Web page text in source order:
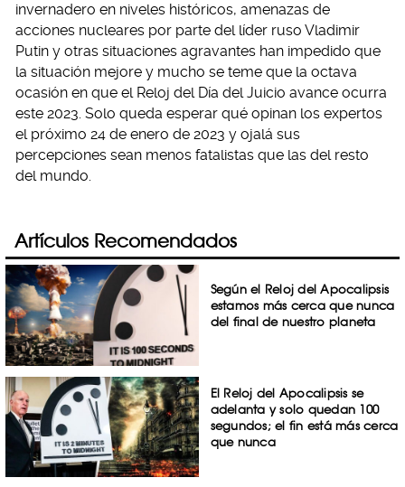
invernadero en niveles históricos, amenazas de
acciones nucleares por parte del líder ruso Vladimir
Putin y otras situaciones agravantes han impedido que
la situación mejore y mucho se teme que la octava
ocasión en que el Reloj del Día del Juicio avance ocurra
este 2023. Solo queda esperar qué opinan los expertos
el próximo 24 de enero de 2023 y ojalá sus
percepciones sean menos fatalistas que las del resto
del mundo.
Artículos Recomendados
Según el Reloj del Apocalipsis
estamos más cerca que nunca
del final de nuestro planeta
El Reloj del Apocalipsis se
adelanta y solo quedan 100
segundos; el fin está más cerca
que nunca